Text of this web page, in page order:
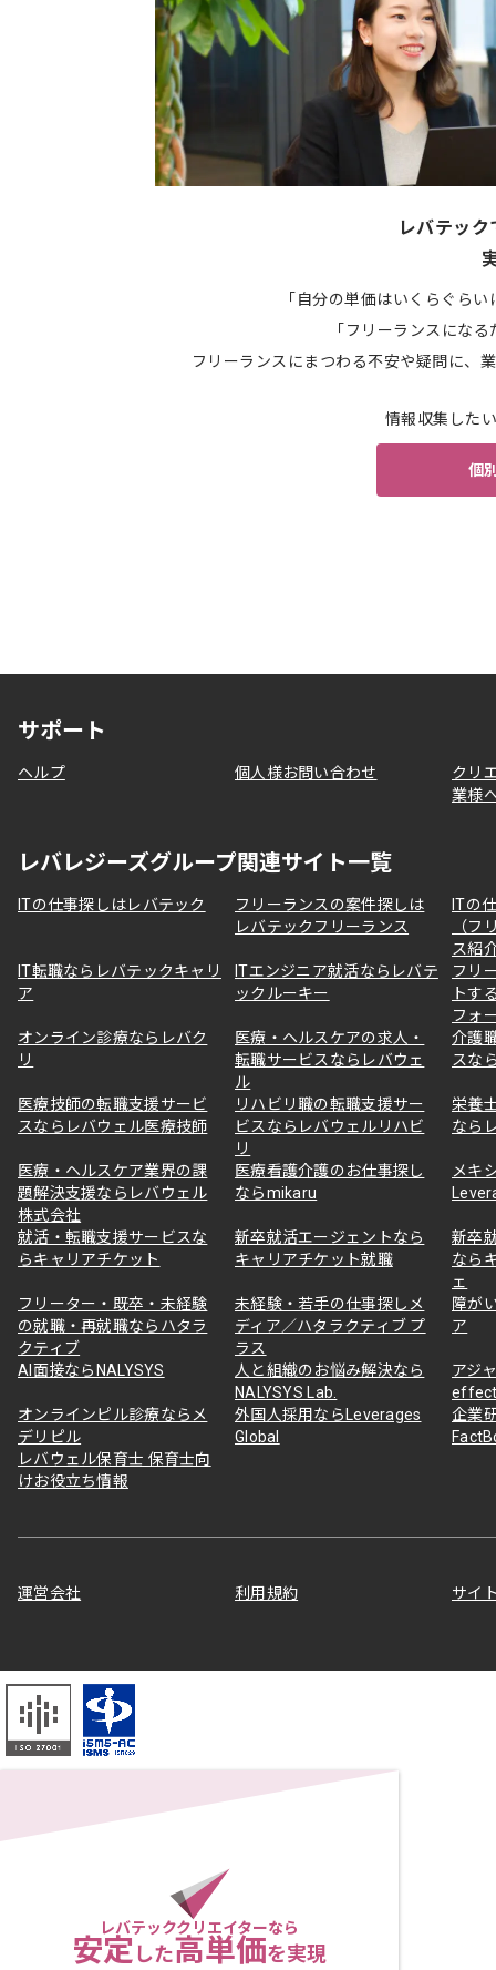
レバテッ
「自分の単価はいくらぐら
「フリーランスにな
フリーランスにまつわる不安や疑問に、
情報収集した
個
サポート
ヘルプ 個人様お問い合わせ
クリ
業様
レバレジーズグループ関連サイト一覧
ITの仕事探しはレバテック
フリーランスの案件探しは
レバテックフリーランス
ITの
（フ
ス紹
IT転職ならレバテックキャリ
ア
ITエンジニア就活ならレバテ
ックルーキー
フリ
トす
フォ
オンライン診療ならレバク
リ
医療・ヘルスケアの求人・
転職サービスならレバウェ
ル
介護
スな
医療技師の転職支援サービ
スならレバウェル医療技師
リハビリ職の転職支援サー
ビスならレバウェルリハビ
リ
栄養
なら
医療・ヘルスケア業界の課
題解決支援ならレバウェル
株式会社
医療看護介護のお仕事探し
ならmikaru
メキ
就活・転職支援サービスな
らキャリアチケット
新卒就活エージェントなら
キャリアチケット就職
新卒
なら
ェ
フリーター・既卒・未経験
の就職・再就職ならハタラ
クティブ
未経験・若手の仕事探しメ
ディア／ハタラクティブ プ
ラス
障が
ア
AI面接ならNALYSYS
人と組織のお悩み解決なら
NALYSYS Lab.
アジ
オンラインピル診療ならメ
デリピル
外国人採用ならLeverages
Global
企業
レバウェル保育士 保育士向
けお役立ち情報
運営会社 利用規約 サイ
レバテッククリエイターなら
安定した高単価を実現